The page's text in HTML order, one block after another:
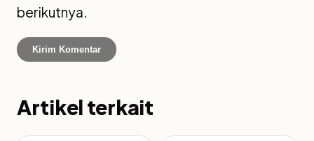
berikutnya.
Artikel terkait